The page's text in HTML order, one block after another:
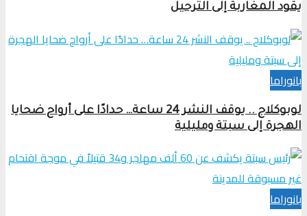
يقود المغاربة إلى الترحيل
بانوراما
لوبوكلاج .. يوقف النشر 24 ساعة… حدادًا على أرواح ضحايا
الهجرة إلى سبتة ومليلية
بانوراما